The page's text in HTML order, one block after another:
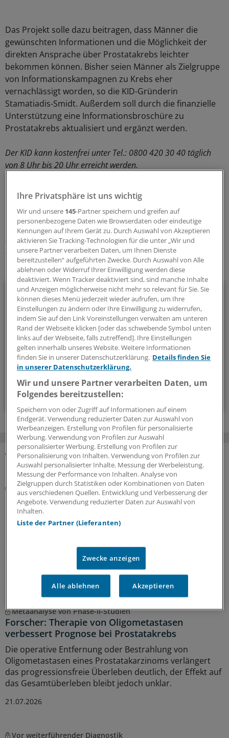
Das Projekt solle dazu beitragen, dass Männer die
gewünschten Informationen und die Möglichkeit der
direkten Ansprache über Prostatakrebs leichter
bekommen können. Bisher seien Männer als Zielgruppe
von Informationskampagnen zu Krebs eher
vernachlässigt worden, so die KID-Gründerin
Stamatiadis-Smidt. Außerdem soll durch die finanzielle
Unterstützung eine Informationsbroschüre zu
Prostatakrebs aktualisiert und ergänzt werden.
Der KID kann kostenfrei unter Tel.: 0800 420 30 40 täglich
von 8 Uhr bis 20 Uhr erreicht werden.
Schlagworte:
Prostata-Karzinom Allgemeinmedizin Urologie
Onkologie
Ihr Newsletter zum Thema
Onkologie
Unser Newsletter zur Onkologie stellt die wichtigsten
Neuigkeiten zum breiten Themenspektrum Krebs
zusammen - relevant und praxisnah.
alle 2 Wochen (Mittwoch)
Zum Abonnieren bitte anmelden
MEHR ZUM THEMA
Künstliche Intelligenz
Bei urologischen Problemen: Fragen Sie Chatbot
„Urobert“
Nein, es ist nicht immer Krebs: Anders als die üblichen
Uro-GmbH Nordrhein sachlicher informieren und
erstmal beruhigen statt zu verunsichern.
31.07.2026
Metaanalyse von Phase-II-Studien
Forscher: Therapie von Oligometastasen
verbessert Prognose bei Prostatakrebs
Die operative Entfernung oder Bestrahlung von
Oligometastasen eines Prostatakarzinoms verlängert
das progressionsfreie Überleben deutlich, der Effekt auf
das Gesamtüberleben bleibt jedoch unklar.
21.07.2026
Vor weiterführender Diagnostik
Ihre Privatsphäre ist uns wichtig
Wir und unsere 145-Partner speichern und greifen auf
personenbezogene Daten wie Browserdaten oder eindeutige
Kennungen auf Ihrem Gerät zu. Durch Auswahl von Akzeptieren
aktivieren Sie Tracking-Technologien für die unter „Wir und
unsere Partner verarbeiten Daten, um Ihnen Dienste
bereitzustellen“ aufgeführten Zwecke. Durch Auswahl von Alle
ablehnen oder Widerruf Ihrer Einwilligung werden diese
deaktiviert. Wenn Tracker deaktiviert sind, sind manche Inhalte
und Anzeigen möglicherweise nicht mehr so relevant für Sie. Sie
können dieses Menü jederzeit wieder aufrufen, um Ihre
Einstellungen zu ändern oder Ihre Einwilligung zu widerrufen,
indem Sie auf den Link Voreinstellungen verwalten am unteren
Rand der Webseite klicken [oder das schwebende Symbol unten
links auf der Webseite, falls zutreffend]. Ihre Einstellungen
gelten innerhalb unseres Website. Weitere Informationen
finden Sie in unserer Datenschutzerklärung. Details finden Sie
in unserer Datenschutzerklärung.
Wir und unsere Partner verarbeiten Daten, um
Folgendes bereitzustellen:
Speichern von oder Zugriff auf Informationen auf einem
Endgerät. Verwendung reduzierter Daten zur Auswahl von
Werbeanzeigen. Erstellung von Profilen für personalisierte
Werbung. Verwendung von Profilen zur Auswahl
personalisierter Werbung. Erstellung von Profilen zur
Personalisierung von Inhalten. Verwendung von Profilen zur
Auswahl personalisierter Inhalte. Messung der Werbeleistung.
Messung der Performance von Inhalten. Analyse von
Zielgruppen durch Statistiken oder Kombinationen von Daten
aus verschiedenen Quellen. Entwicklung und Verbesserung der
Angebote. Verwendung reduzierter Daten zur Auswahl von
Inhalten.
Liste der Partner (Lieferanten)
Zwecke anzeigen
Alle ablehnen Akzeptieren